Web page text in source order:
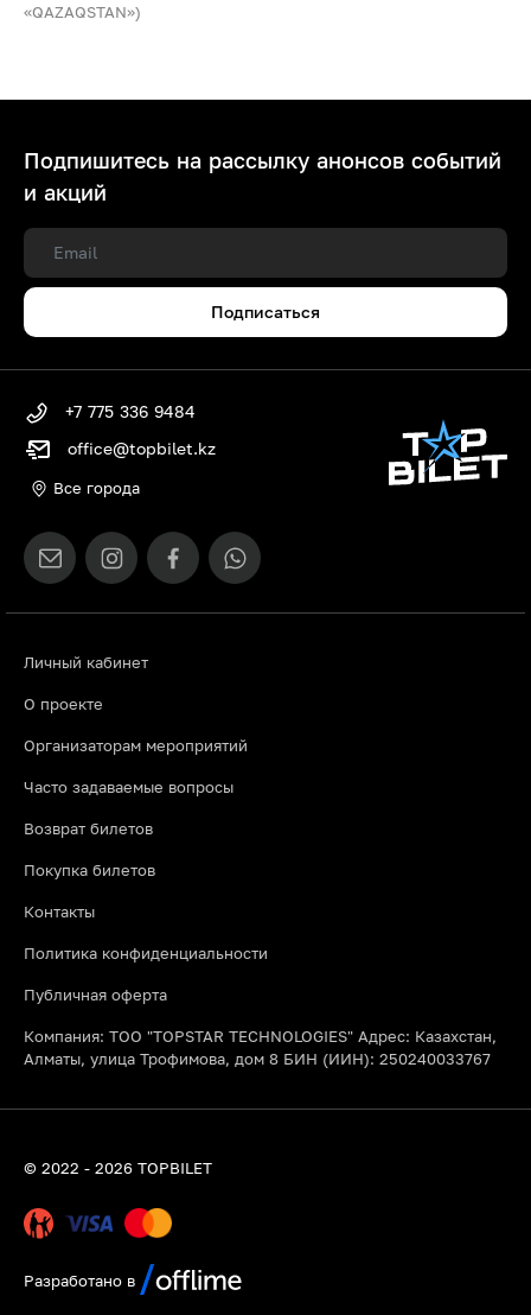
«QAZAQSTAN»)
Подпишитесь на рассылку анонсов событий
и акций
Подписаться
Личный кабинет
О проекте
Организаторам мероприятий
Часто задаваемые вопросы
Возврат билетов
Покупка билетов
Контакты
Политика конфиденциальности
Публичная оферта
Компания: ТОО "TOPSTAR TECHNOLOGIES" Адрес: Казахстан,
Алматы, улица Трофимова, дом 8 БИН (ИИН): 250240033767
+7 775 336 9484
office@topbilet.kz
Все города
© 2022 - 2026 TOPBILET
Разработано в